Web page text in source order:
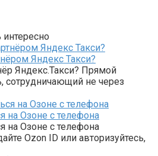
Яндекс Такси?
Яндекс.Такси? Прямой
сотрудничающий не через
на Озоне с телефона
на Озоне с телефона
Ozon ID или авторизуйтесь,